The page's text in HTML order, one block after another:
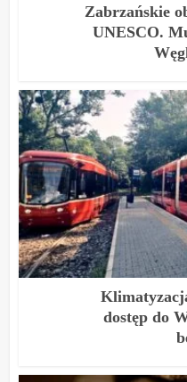
Zabrzańskie
UNESCO.
dostęp do